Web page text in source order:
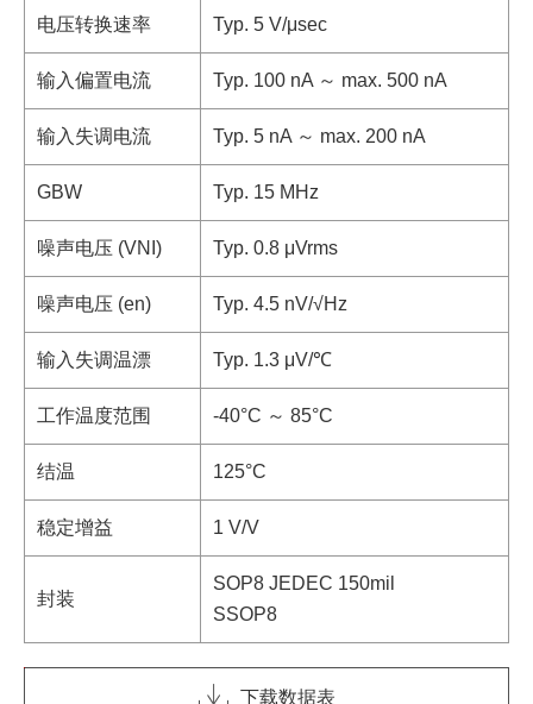
电压转换速率 Typ. 5 V/μsec
输入偏置电流 Typ. 100 nA ～ max. 500 nA
输入失调电流 Typ. 5 nA ～ max. 200 nA
GBW Typ. 15 MHz
噪声电压 (VNI) Typ. 0.8 μVrms
噪声电压 (en) Typ. 4.5 nV/√Hz
输入失调温漂 Typ. 1.3 μV/℃
工作温度范围 -40°C ～ 85°C
结温 125°C
稳定增益 1 V/V
封装
SOP8 JEDEC 150mil
SSOP8
下载数据表